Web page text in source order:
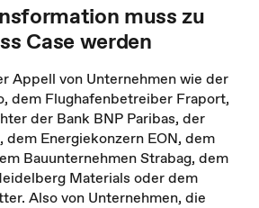
muss zu
Case werden
Appell von Unternehmen wie der
dem Flughafenbetreiber Fraport,
der Bank BNP Paribas, der
dem Energiekonzern EON, dem
Bauunternehmen Strabag, dem
Materials oder dem
Also von Unternehmen, die